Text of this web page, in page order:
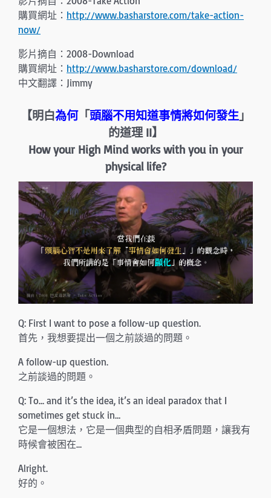
g
u
e
n
購買網址： http://www.basharstore.com/take-action-
now/
影片摘自：2008-Download
購買網址： http://www.basharstore.com/download/
中文翻譯：Jimmy
【明白為何「頭腦不用知道事情將如何發生 」
的道理 II】
How your High Mind works with you in your
physical life?
Q: First I want to pose a follow-up question.
首先，我想要提出一個之前談過的問題。
A follow-up question.
之前談過的問題。
Q: To… and it’s the idea, it’s an ideal paradox that I
sometimes get stuck in…
它是一個想法，它是一個典型的自相矛盾問題，讓我有
時候會被困在…
Alright.
好的。